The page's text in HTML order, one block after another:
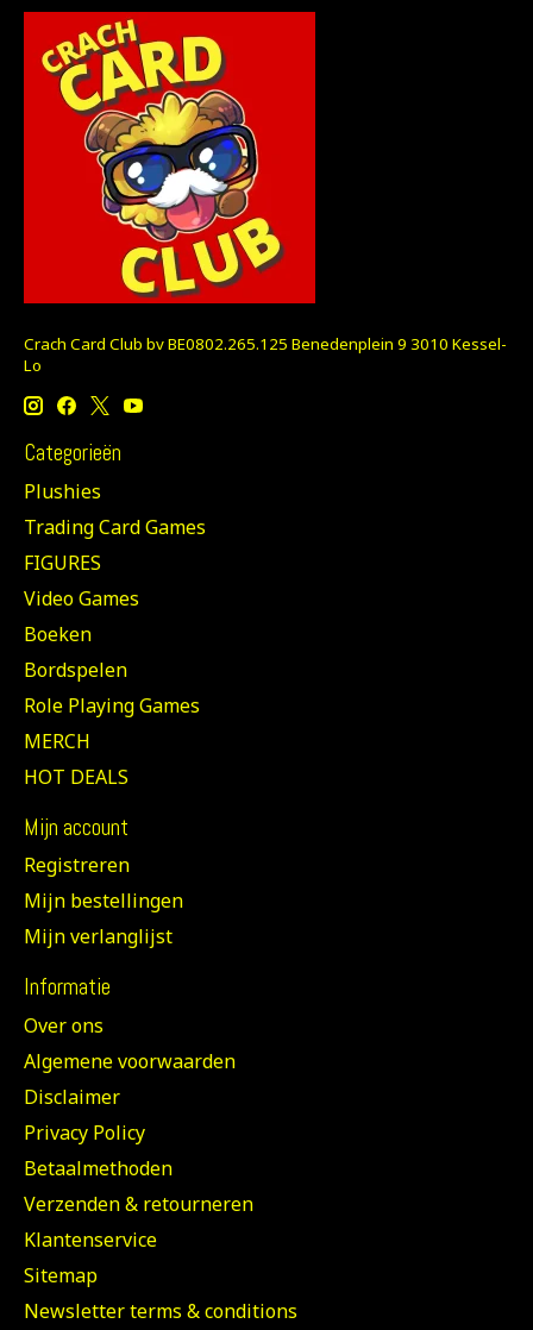
Crach Card Club bv BE0802.265.125 Benedenplein 9 3010 Kessel-
Lo
Categorieën
Plushies
Trading Card Games
FIGURES
Video Games
Boeken
Bordspelen
Role Playing Games
MERCH
HOT DEALS
Mijn account
Registreren
Mijn bestellingen
Mijn verlanglijst
Informatie
Over ons
Algemene voorwaarden
Disclaimer
Privacy Policy
Betaalmethoden
Verzenden & retourneren
Klantenservice
Sitemap
Newsletter terms & conditions